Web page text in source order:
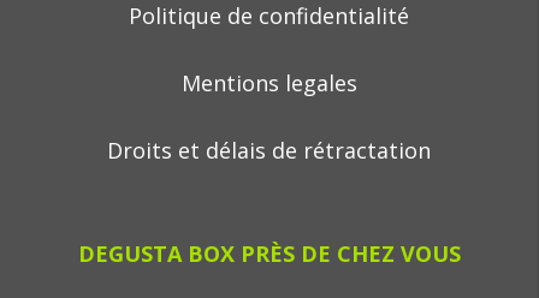
Politique de confidentialité
Mentions legales
Droits et délais de rétractation
DEGUSTA BOX PRÈS DE CHEZ VOUS